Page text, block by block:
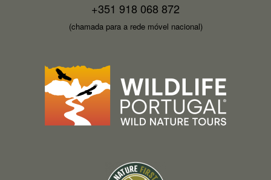
+351 918 068 872
(chamada para a rede móvel nacional)